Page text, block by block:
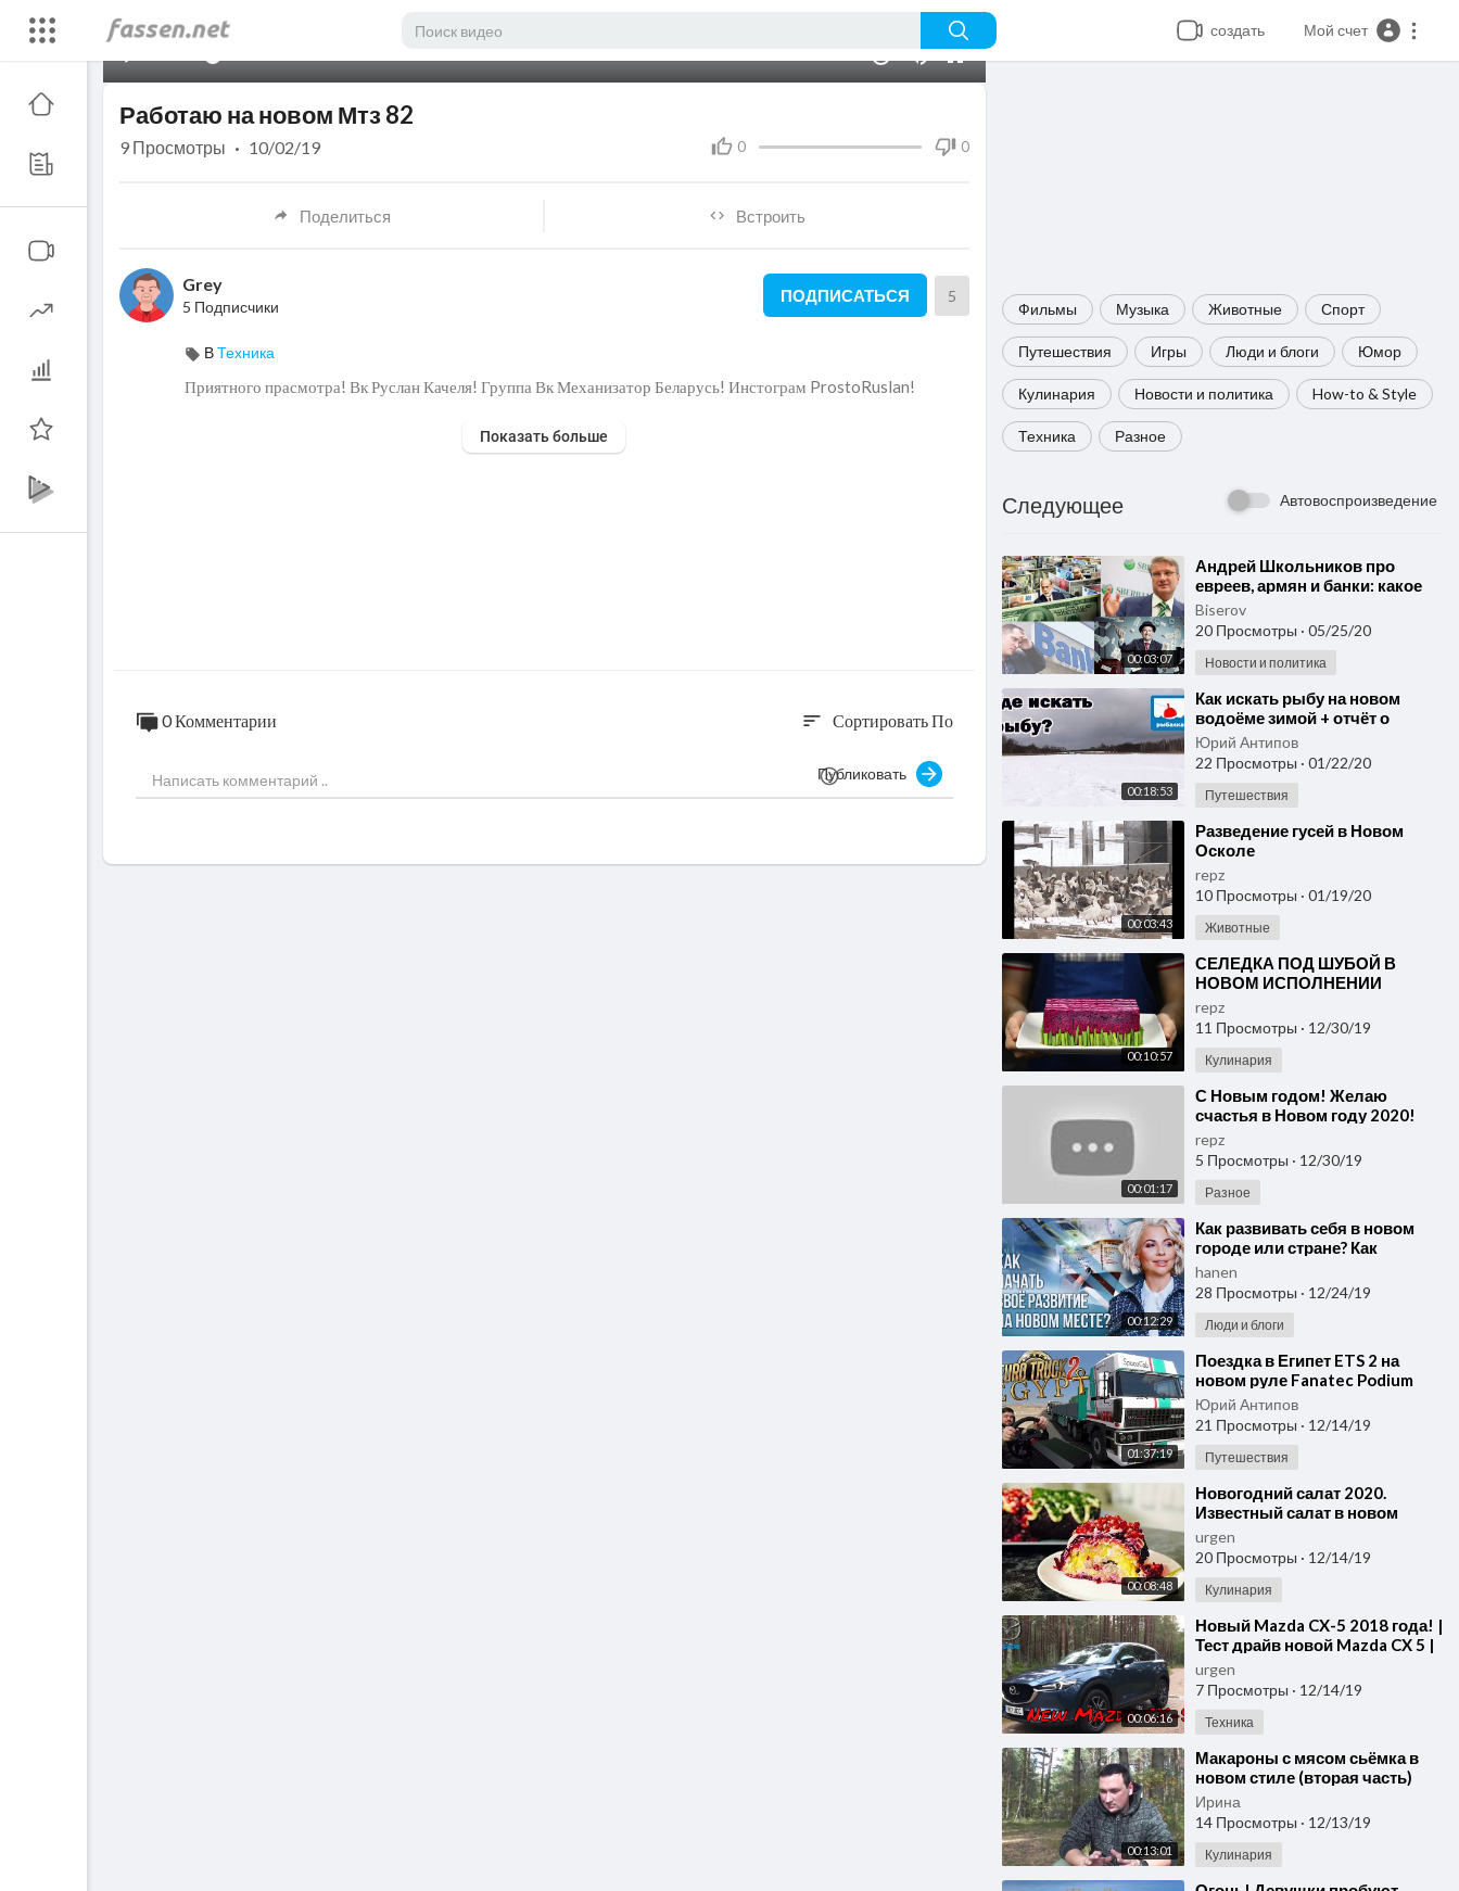
создать Мой счет
Фильмы Музыка Животные Спорт
Путешествия Игры Люди и блоги Юмор
Кулинария Новости и политика How-to & Style
Техника Разное
Следующее Автовоспроизведение
00:03:07
⁣Андрей Школьников про
евреев, армян и банки: какое
место будет у банкиров в
новом мире?
Biserov
20 Просмотры · 05/25/20
Новости и политика
00:18:53
⁣Как искать рыбу на новом
водоёме зимой + отчёт о
рыбалке в январе
Юрий Антипов
22 Просмотры · 01/22/20
Путешествия
00:03:43
⁣Разведение гусей в Новом
Осколе
repz
10 Просмотры · 01/19/20
Животные
00:10:57
⁣СЕЛЕДКА ПОД ШУБОЙ В
НОВОМ ИСПОЛНЕНИИ
РЕЦЕПТ НА НОВОГОДНИЙ
СТОЛ 2020
repz
11 Просмотры · 12/30/19
Кулинария
00:01:17
⁣С Новым годом! Желаю
счастья в Новом году 2020!
Лучшее поздравление на
Новый год!
repz
5 Просмотры · 12/30/19
Разное
00:12:29
⁣Как развивать себя в новом
городе или стране? Как
развивать себя, если еще
никого не знаешь?
hanen
28 Просмотры · 12/24/19
Люди и блоги
01:37:19
⁣Поездка в Египет ETS 2 на
новом руле Fanatec Podium
DD2
Юрий Антипов
21 Просмотры · 12/14/19
Путешествия
00:08:48
⁣Новогодний салат 2020.
Известный салат в новом
исполнение.
urgen
20 Просмотры · 12/14/19
Кулинария
00:06:16
⁣Новый Mazda CX-5 2018 года! |
Тест драйв новой Mazda CX 5 |
Обзор Mazda CX5 в новом
кузове.
urgen
7 Просмотры · 12/14/19
Техника
00:13:01
⁣Макароны с мясом сьёмка в
новом стиле (вторая часть)
Ирина
14 Просмотры · 12/13/19
Кулинария
Работаю на новом Мтз 82
0 0
9 Просмотры · 10/02/19
Поделиться Встроить
Grey
5 Подписчики
ПОДПИСАТЬСЯ 5
ВТехника
Приятного прасмотра! Вк Руслан Качеля! Группа Вк Механизатор Беларусь! Инстограм ProstoRuslan!
Показать больше
0 Комментарии sort Сортировать По
Публиковать